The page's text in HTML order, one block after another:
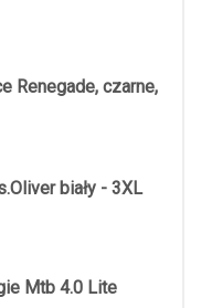
Renegade, czarne,
biały - 3XL
Mtb 4.0 Lite